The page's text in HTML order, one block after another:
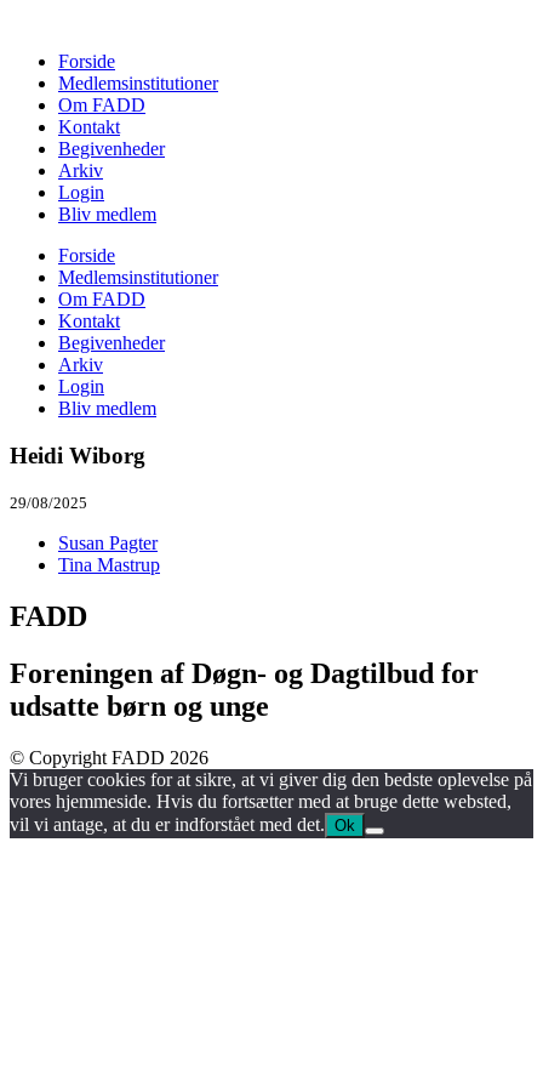
Forside
Medlemsinstitutioner
Om FADD
Kontakt
Begivenheder
Arkiv
Login
Bliv medlem
Forside
Medlemsinstitutioner
Om FADD
Kontakt
Begivenheder
Arkiv
Login
Bliv medlem
Heidi Wiborg
29/08/2025
Susan Pagter
Tina Mastrup
FADD
Foreningen af Døgn- og Dagtilbud for
udsatte børn og unge
© Copyright FADD 2026
Vi bruger cookies for at sikre, at vi giver dig den bedste oplevelse på
vores hjemmeside. Hvis du fortsætter med at bruge dette websted,
vil vi antage, at du er indforstået med det. Ok